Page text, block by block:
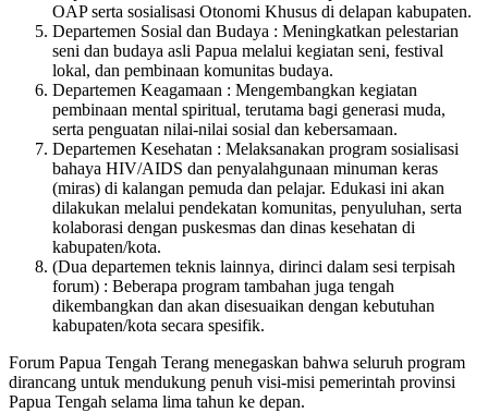
OAP serta sosialisasi Otonomi Khusus di delapan kabupaten.
Departemen Sosial dan Budaya : Meningkatkan pelestarian
seni dan budaya asli Papua melalui kegiatan seni, festival
lokal, dan pembinaan komunitas budaya.
Departemen Keagamaan : Mengembangkan kegiatan
pembinaan mental spiritual, terutama bagi generasi muda,
serta penguatan nilai-nilai sosial dan kebersamaan.
Departemen Kesehatan : Melaksanakan program sosialisasi
bahaya HIV/AIDS dan penyalahgunaan minuman keras
(miras) di kalangan pemuda dan pelajar. Edukasi ini akan
dilakukan melalui pendekatan komunitas, penyuluhan, serta
kolaborasi dengan puskesmas dan dinas kesehatan di
kabupaten/kota.
(Dua departemen teknis lainnya, dirinci dalam sesi terpisah
forum) : Beberapa program tambahan juga tengah
dikembangkan dan akan disesuaikan dengan kebutuhan
kabupaten/kota secara spesifik.
Forum Papua Tengah Terang menegaskan bahwa seluruh program
dirancang untuk mendukung penuh visi-misi pemerintah provinsi
Papua Tengah selama lima tahun ke depan.